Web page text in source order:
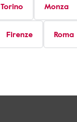
Torino Monza
Firenze Roma